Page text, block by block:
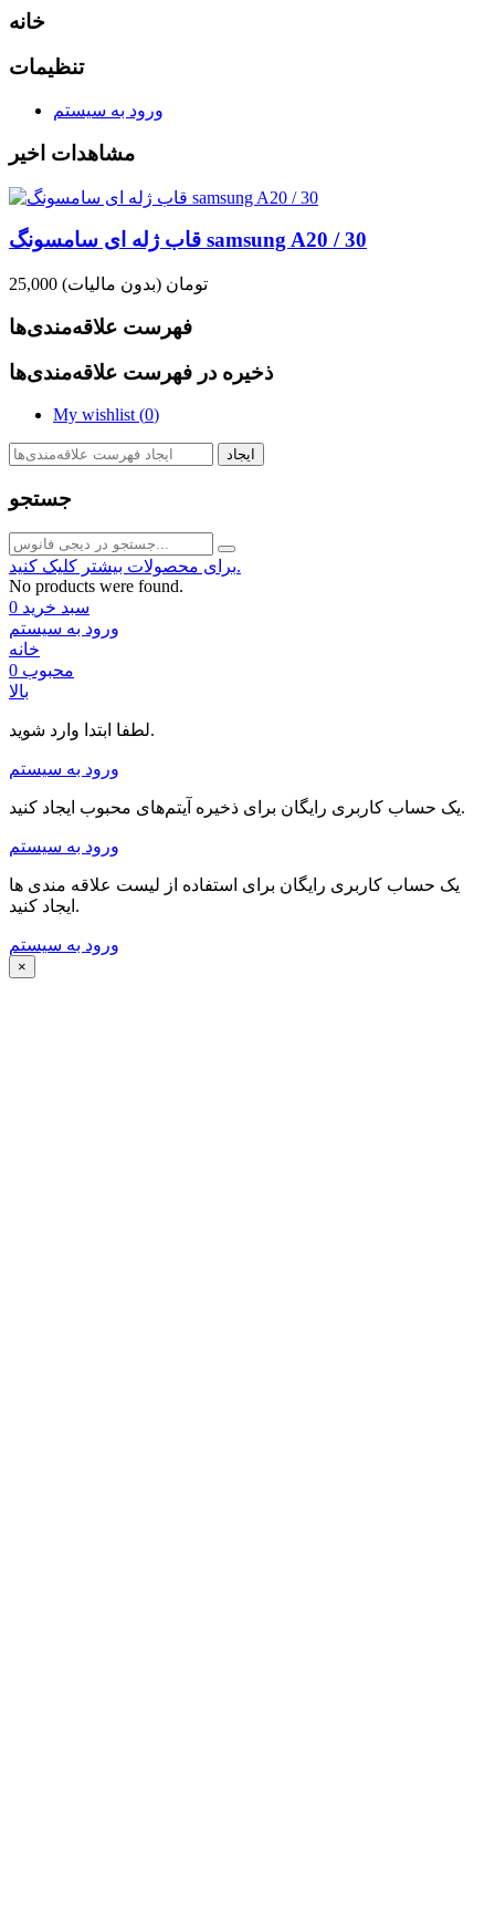
خانه
تنظیمات
ورود به سیستم
مشاهدات اخیر
قاب ژله ای سامسونگ samsung A20 / 30
25,000 تومان (بدون مالیات)
فهرست علاقه‌مندی‌ها
ذخیره در فهرست علاقه‌مندی‌ها
My wishlist (0)
ایجاد
جستجو
برای محصولات بیشتر کلیک کنید.
No products were found.
سبد خرید 0
ورود به سیستم
خانه
محبوب 0
بالا
لطفا ابتدا وارد شوید.
ورود به سیستم
یک حساب کاربری رایگان برای ذخیره آیتم‌های محبوب ایجاد کنید.
ورود به سیستم
یک حساب کاربری رایگان برای استفاده از لیست علاقه مندی ها
ایجاد کنید.
ورود به سیستم
×